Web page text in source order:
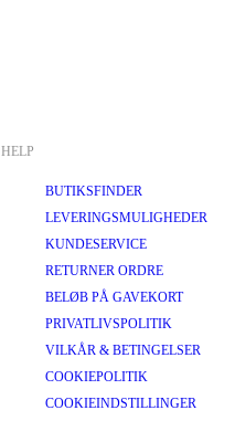
HELP
BUTIKSFINDER
LEVERINGSMULIGHEDER
KUNDESERVICE
RETURNER ORDRE
BELØB PÅ GAVEKORT
PRIVATLIVSPOLITIK
VILKÅR & BETINGELSER
COOKIEPOLITIK
COOKIEINDSTILLINGER